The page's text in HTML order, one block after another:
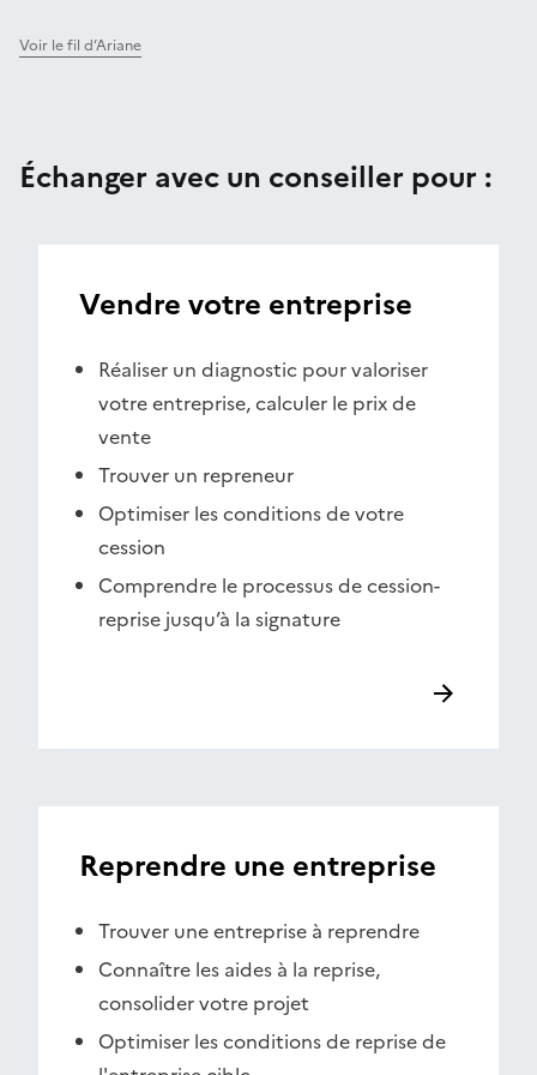
Voir le fil d’Ariane
Échanger avec un conseiller pour :
Vendre votre entreprise
Réaliser un diagnostic pour valoriser
votre entreprise, calculer le prix de
vente
Trouver un repreneur
Optimiser les conditions de votre
cession
Comprendre le processus de cession-
reprise jusqu’à la signature
Reprendre une entreprise
Trouver une entreprise à reprendre
Connaître les aides à la reprise,
consolider votre projet
Optimiser les conditions de reprise de